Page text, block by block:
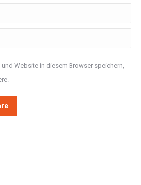
und Website in diesem Browser speichern,